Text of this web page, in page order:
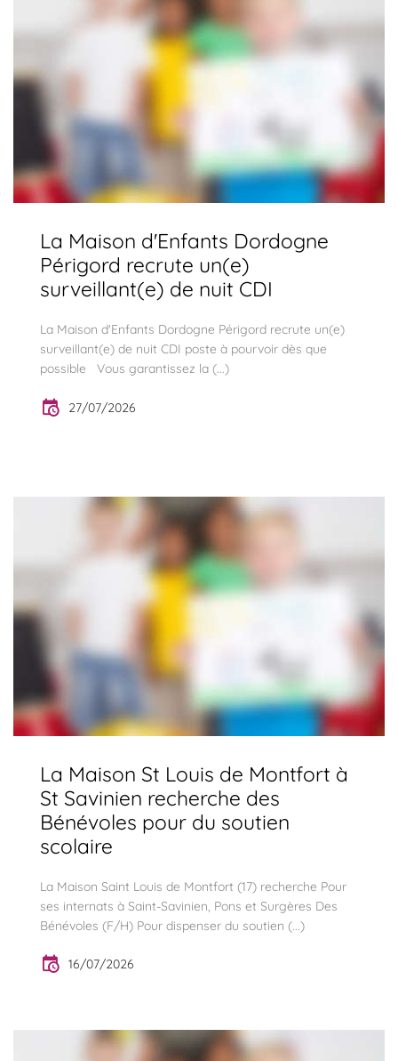
La Maison d'Enfants Dordogne
Périgord recrute un(e)
surveillant(e) de nuit CDI
La Maison d'Enfants Dordogne Périgord recrute un(e)
surveillant(e) de nuit CDI poste à pourvoir dès que
possible Vous garantissez la (...)
27/07/2026
La Maison St Louis de Montfort à
St Savinien recherche des
Bénévoles pour du soutien
scolaire
La Maison Saint Louis de Montfort (17) recherche Pour
ses internats à Saint-Savinien, Pons et Surgères Des
Bénévoles (F/H) Pour dispenser du soutien (...)
16/07/2026